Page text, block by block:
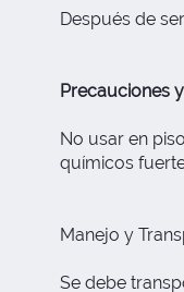
Después de
Precauciones
No usar en
químicos
Manejo y
Se debe